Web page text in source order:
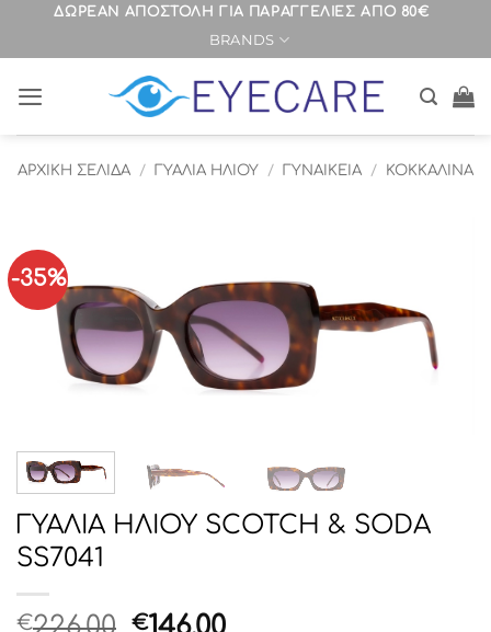
ΜετάβασηΔΩΡΕΑΝ ΑΠΟΣΤΟΛΗ ΓΙΑ ΠΑΡΑΓΓΕΛΙΕΣ ΑΠΟ 80€
BRANDS
ΑΡΧΙΚΉ ΣΕΛΊΔΑ / ΓΥΑΛΙΑ ΗΛΙΟΥ / ΓΥΝΑΙΚΕΙΑ / ΚΟΚΚΑΛΙΝΑ
-35%
ΓΥΑΛΙΑ ΗΛΙΟΥ SCOTCH & SODA
SS7041
€
Original
€
Η